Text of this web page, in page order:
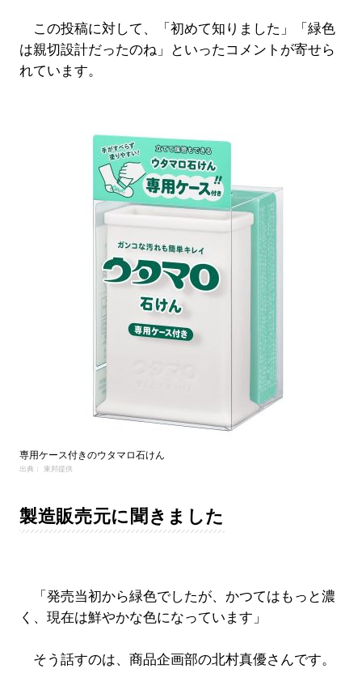
この投稿に対して、「初めて知りました」「緑色
は親切設計だったのね」といったコメントが寄せら
れています。
専用ケース付きのウタマロ石けん
出典： 東邦提供
製造販売元に聞きました
「発売当初から緑色でしたが、かつてはもっと濃
く、現在は鮮やかな色になっています」
そう話すのは、商品企画部の北村真優さんです。